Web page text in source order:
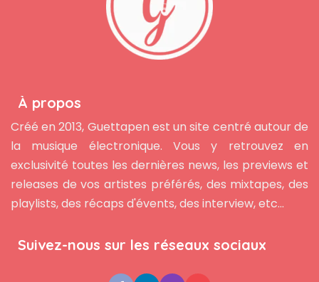
À propos
Créé en 2013, Guettapen est un site centré autour de
la musique électronique. Vous y retrouvez en
exclusivité toutes les dernières news, les previews et
releases de vos artistes préférés, des mixtapes, des
playlists, des récaps d'évents, des interview, etc...
Suivez-nous sur les réseaux sociaux